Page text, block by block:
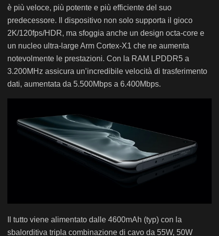
è più veloce, più potente e più efficiente del suo
predecessore. Il dispositivo non solo supporta il gioco
2K/120fps/HDR, ma sfoggia anche un design octa-core e
un nucleo ultra-large Arm Cortex-X1 che ne aumenta
notevolmente le prestazioni. Con la RAM LPDDR5 a
3.200MHz assicura un’incredibile velocità di trasferimento
dati, aumentata da 5.500Mbps a 6.400Mbps.
Il tutto viene alimentato dalle 4600mAh (typ) con la
sbalorditiva tripla combinazione di cavo da 55W, 50W